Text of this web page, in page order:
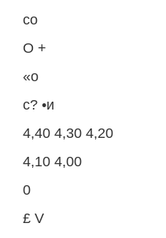
со
О +
«о
с? •и
4,40 4,30 4,20
4,10 4,00
0
£ V